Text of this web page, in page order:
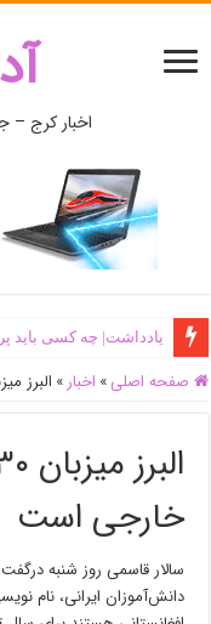
اخبار کرج –
یادداشت| ‌چه کسی باید
صفحه اصلی » اخبار » البرز میزبان ۳۰ هزار دانش آموز
خارجی است
سالار قاسمی روز شنبه
دانش‌آموزان ایرانی، نام